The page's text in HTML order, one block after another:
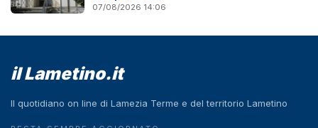
07/08/2026 14:06
il Lametino.it
Il quotidiano on line di Lamezia Terme e del territorio Lametino